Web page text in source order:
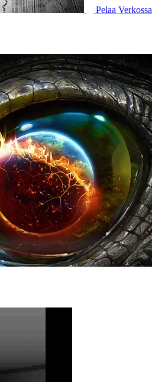
Pelaa Verkossa